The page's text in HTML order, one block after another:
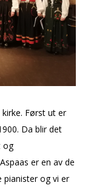
Først ut er
Da blir det
og
er en av de
pianister og vi er